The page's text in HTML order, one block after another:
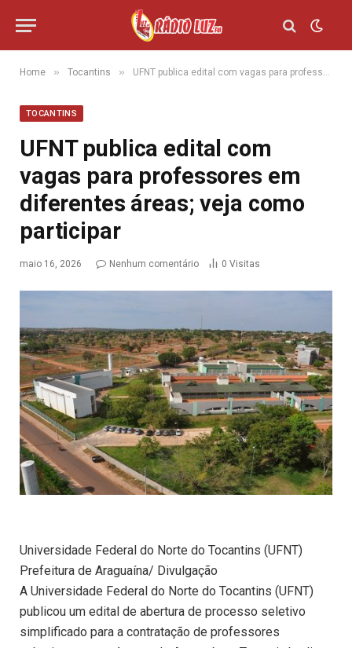
Home » Tocantins » UFNT publica edital com vagas para professores em diferentes áreas; veja como participar
TOCANTINS
UFNT publica edital com
vagas para professores em
diferentes áreas; veja como
participar
maio 16, 2026 Nenhum comentário 0 Visitas
Universidade Federal do Norte do Tocantins (UFNT)
Prefeitura de Araguaína/ Divulgação
A Universidade Federal do Norte do Tocantins (UFNT)
publicou um edital de abertura de processo seletivo
simplificado para a contratação de professores